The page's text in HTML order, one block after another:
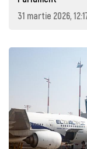
31 martie 2026,